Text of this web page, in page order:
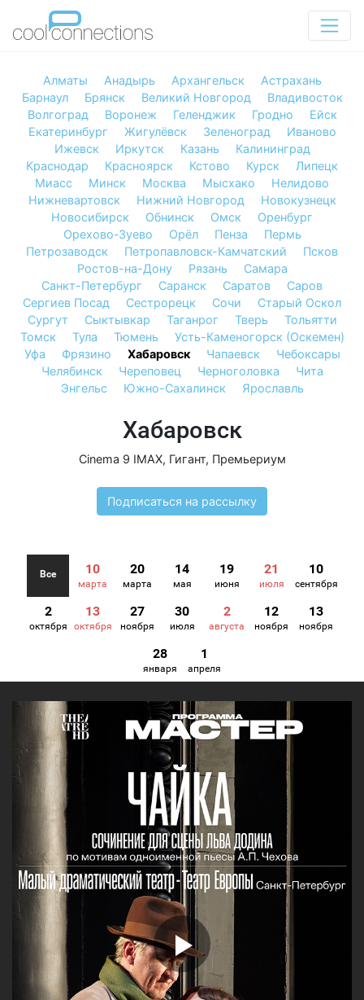
Алматы Анадырь Архангельск
Астрахань
Барнаул
Брянск Великий Новгород
Владивосток
Волгоград
Воронеж Геленджик Гродно
Ейск
Екатеринбург
Жигулёвск Зеленоград
Иваново
Ижевск
Иркутск Казань
Калининград
Краснодар
Красноярск Кстово Курск
Липецк
Миасс
Минск Москва Мысхако
Нелидово
Нижневартовск
Нижний Новгород
Новокузнецк
Новосибирск
Обнинск Омск
Оренбург
Орехово-Зуево
Орёл Пенза
Пермь
Петрозаводск
Петропавловск-Камчатский
Псков
Ростов-на-Дону
Рязань
Самара
Санкт-Петербург
Саранск Саратов
Саров
Сергиев Посад
Сестрорецк Сочи
Старый Оскол
Сургут
Сыктывкар Таганрог Тверь
Тольятти
Томск
Тула Тюмень
Усть-Каменогорск (Оскемен)
Уфа
Фрязино Хабаровск Чапаевск
Чебоксары
Челябинск
Череповец Черноголовка
Чита
Энгельс
Южно-Сахалинск Ярославль
Хабаровск
Cinema 9 IMAX, Гигант, Премьериум
Подписаться на рассылку
Все 10
марта
20
марта
14
мая
19
июня
21
июля
10
сентября
2
октября
13
октября
27
ноября
30
июля
2
августа
12
ноября
13
ноября
28
января
1
апреля